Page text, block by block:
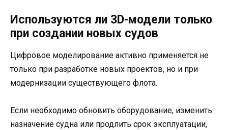
Используются ли 3D-модели только
при создании новых судов
Цифровое моделирование активно применяется не
только при разработке новых проектов, но и при
модернизации существующего флота.
Если необходимо обновить оборудование, изменить
назначение судна или продлить срок эксплуатации,